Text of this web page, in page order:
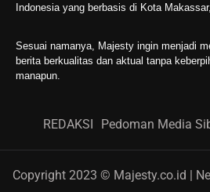
Indonesia yang berbasis di Kota
Sesuai namanya, Majesty ingin menjadi
berita berkualitas dan aktual tanpa
manapun.
REDAKSI Pedoman Media
Copyright 2023 © Majesty.co.id |